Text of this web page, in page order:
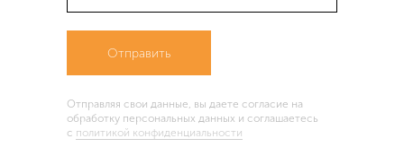
Отправить
Отправляя свои данные, вы даете согласие на
обработку персональных данных и соглашаетесь
c политикой конфиденциальности